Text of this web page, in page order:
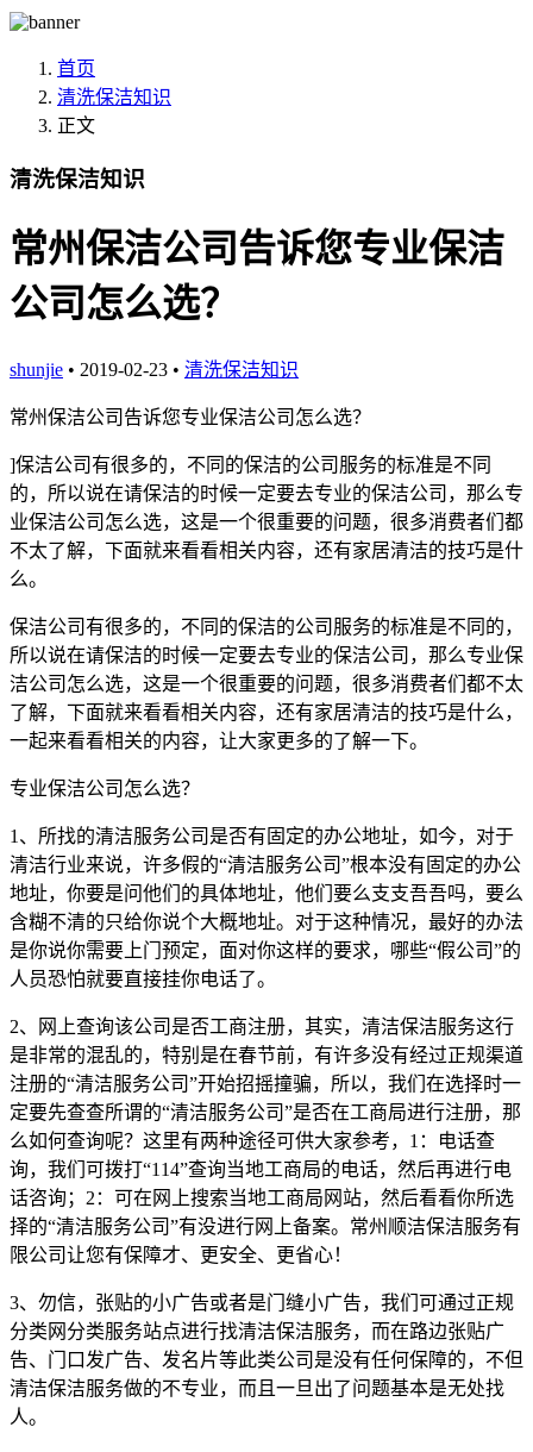
首页
清洗保洁知识
正文
清洗保洁知识
常州保洁公司告诉您专业保洁
公司怎么选？
shunjie • 2019-02-23 • 清洗保洁知识
常州保洁公司告诉您专业保洁公司怎么选？
]保洁公司有很多的，不同的保洁的公司服务的标准是不同
的，所以说在请保洁的时候一定要去专业的保洁公司，那么专
业保洁公司怎么选，这是一个很重要的问题，很多消费者们都
不太了解，下面就来看看相关内容，还有家居清洁的技巧是什
么。
保洁公司有很多的，不同的保洁的公司服务的标准是不同的，
所以说在请保洁的时候一定要去专业的保洁公司，那么专业保
洁公司怎么选，这是一个很重要的问题，很多消费者们都不太
了解，下面就来看看相关内容，还有家居清洁的技巧是什么，
一起来看看相关的内容，让大家更多的了解一下。
专业保洁公司怎么选？
1 、所找的清洁服务公司是否有固定的办公地址，如今，对于
清洁行业来说，许多假的“清洁服务公司”根本没有固定的办公
地址，你要是问他们的具体地址，他们要么支支吾吾吗，要么
含糊不清的只给你说个大概地址。对于这种情况，最好的办法
是你说你需要上门预定，面对你这样的要求，哪些“假公司”的
人员恐怕就要直接挂你电话了。
2、网上查询该公司是否工商注册，其实，清洁保洁服务这行
是非常的混乱的，特别是在春节前，有许多没有经过正规渠道
注册的“清洁服务公司”开始招摇撞骗，所以，我们在选择时一
定要先查查所谓的“清洁服务公司”是否在工商局进行注册，那
么如何查询呢？这里有两种途径可供大家参考， 1 ：电话查
询，我们可拨打“114”查询当地工商局的电话，然后再进行电
话咨询； 2 ：可在网上搜索当地工商局网站，然后看看你所选
择的“清洁服务公司”有没进行网上备案。常州顺洁保洁服务有
限公司让您有保障才、更安全、更省心！
3、勿信，张贴的小广告或者是门缝小广告，我们可通过正规
分类网分类服务站点进行找清洁保洁服务，而在路边张贴广
告、门口发广告、发名片等此类公司是没有任何保障的，不但
清洁保洁服务做的不专业，而且一旦出了问题基本是无处找
人。